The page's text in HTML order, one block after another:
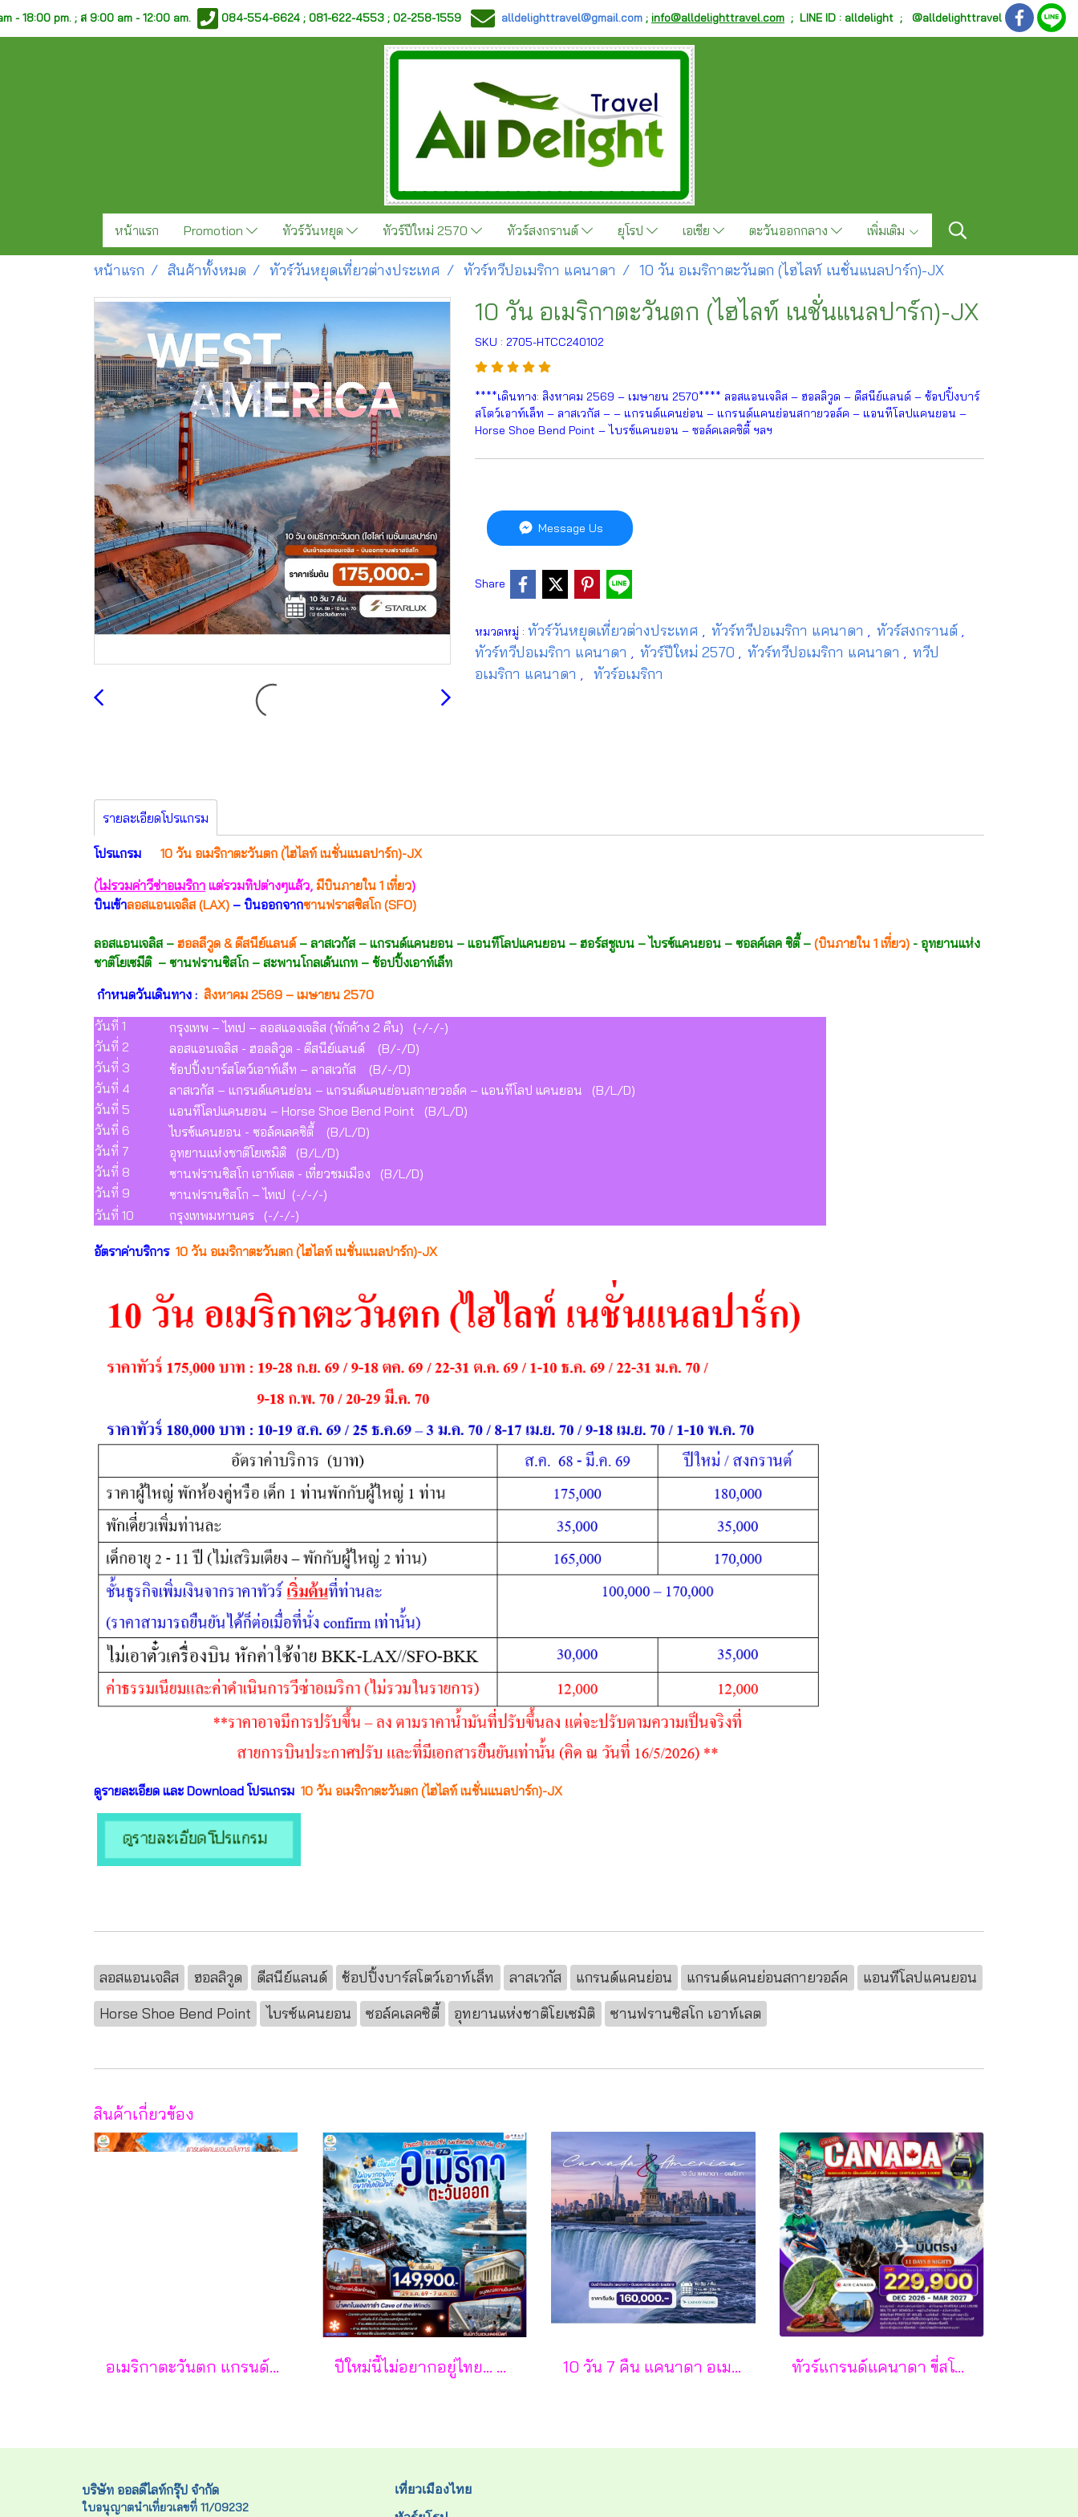
- 18:00 pm. ;ส 9:00 am - 12:00 am. 084-554-6624 ; 081-622-4553 ; 02-258-1559 alldelighttravel@gmail.com ; info@alldelighttravel.com ; LINE ID : alldelight ; @alldelighttravel
หน้าแรก Promotion ทัวร์วันหยุด ทัวร์ปีใหม่ 2570 ทัวร์สงกรานต์ ยุโรป เอเชีย ตะวันออกกลาง เพิ่มเติม
หน้าแรก สินค้าทั้งหมด ทัวร์วันหยุดเที่ยวต่างประเทศ ทัวร์ทวีปอเมริกา แคนาดา 10 วัน อเมริกาตะวันตก (ไฮไลท์ เนชั่นแนลปาร์ก)-JX
10 วัน อเมริกาตะวันตก (ไฮไลท์ เนชั่นแนลปาร์ก)-JX
SKU : 2705-HTCC240102
****เดินทาง: สิงหาคม 2569 – เมษายน 2570**** ลอสแอนเจลิส – ฮอลลิวูด – ดีสนีย์แลนด์ – ช้อปปิ้งบาร์
สโตว์เอาท์เล็ท – ลาสเวกัส – – แกรนด์แคนย่อน – แกรนด์แคนย่อนสกายวอล์ค – แอนทีโลปแคนยอน –
Horse Shoe Bend Point – ไบรซ์แคนยอน – ซอล์คเลคซิตี้ ฯลฯ
Message Us
Share
หมวดหมู่ : ทัวร์วันหยุดเที่ยวต่างประเทศ ทัวร์ทวีปอเมริกา แคนาดา ทัวร์สงกรานต์
ทัวร์ทวีปอเมริกา แคนาดา ทัวร์ปีใหม่ 2570 ทัวร์ทวีปอเมริกา แคนาดา
ทวีป
อเมริกา แคนาดา
ทัวร์อเมริกา
รายละเอียดโปรแกรม
โปรแกรม
10 วัน อเมริกาตะวันตก (ไฮไลท์ เนชั่นแนลปาร์ก)-JX
(ไม่รวมค่าวีซ่าอเมริกา แต่รวมทิปต่างๆแล้ว, มีบินภายใน 1 เที่ยว)
บินเข้าลอสแอนเจลิส (LAX) – บินออกจากซานฟราสซิสโก (SFO)
ลอสแอนเจลิส – ฮอลลีวูด & ดีสนีย์แลนด์– ลาสเวกัส – แกรนด์แคนยอน – แอนทีโลปแคนยอน – ฮอร์สชูเบน – ไบรซ์แคนยอน – ซอลค์เลค ซิตี้ – (บินภายใน 1 เที่ยว) - อุทยานแห่ง
ชาติโยเซมีติ – ซานฟรานซิสโก – สะพานโกลเด้นเกท – ช้อปปิ้งเอาท์เล็ท
กำหนดวันเดินทาง : สิงหาคม 2569 – เมษายน 2570
วันที่ 1
กรุงเทพ – ไทเป – ลอสแองเจลิส (พักค้าง 2 คืน) (-/-/-)
วันที่ 2
ลอสแอนเจลิส - ฮอลลิวูด - ดีสนีย์แลนด์ (B/-/D)
วันที่ 3
ช้อปปิ้งบาร์สโตว์เอาท์เล็ท – ลาสเวกัส (B/-/D)
วันที่ 4
ลาสเวกัส – แกรนด์แคนย่อน – แกรนด์แคนย่อนสกายวอล์ค – แอนทีโลป แคนยอน (B/L/D)
วันที่ 5
แอนทีโลปแคนยอน – Horse Shoe Bend Point (B/L/D)
วันที่ 6
ไบรซ์แคนยอน - ซอล์คเลคซิตี้ (B/L/D)
วันที่ 7
อุทยานแห่งชาติโยเซมิติ (B/L/D)
วันที่ 8
ซานฟรานซิสโก เอาท์เลต - เที่ยวชมเมือง (B/L/D)
วันที่ 9
ซานฟรานซิสโก – ไทเป (-/-/-)
วันที่ 10
กรุงเทพมหานคร (-/-/-)
อัตราค่าบริการ 10 วัน อเมริกาตะวันตก (ไฮไลท์ เนชั่นแนลปาร์ก)-JX
ดูรายละเอียด และ Download โปรแกรม 10 วัน อเมริกาตะวันตก (ไฮไลท์ เนชั่นแนลปาร์ก)-JX
ลอสแอนเจลิส ฮอลลิวูด ดีสนีย์แลนด์ ช้อปปิ้งบาร์สโตว์เอาท์เล็ท ลาสเวกัส แกรนด์แคนย่อน แกรนด์แคนย่อนสกายวอล์ค
แอนทีโลปแคนยอน
Horse Shoe Bend Point
ไบรซ์แคนยอน ซอล์คเลคซิตี้ อุทยานแห่งชาติโยเซมิติ ซานฟรานซิสโก เอาท์เลต
สินค้าเกี่ยวข้อง
อเมริกาตะวันตก แกรนด์แคนยอนอลังการ ลาสเวกัสตระการตา ดิสนีย์แลนด์เต็มวัน (แอริโซนา ยูทาห์ เนวาดา แคลิฟอร์เนีย) 11 วัน 8 คืน - CI ปีใหม่นี้ไม่อยากอยู่ไทย... อยากไปเปิดใจที่ อเมริกาตะวันออก (นิวยอร์ก นิวเจอร์ซีย์ เพนซิลเวเนีย วอชิงตัน ดี.ซี.) 10 วัน 7 คืน - CI 10 วัน 7 คืน แคนาดา อเมริกา - CX ทัวร์แกรนด์แคนาดา ขี่สโนว์โมบิล นั่งเลื่อนสุนัขฮัสกี้ และล่าแสงเหนือ 11วัน 8คืน - AC
บริษัท ออลดีไลท์กรุ๊ป จำกัด
ใบอนุญาตนำเที่ยวเลขที่ 11/09232
เที่ยวเมืองไทย